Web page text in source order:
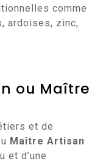
comme
ardoises, zinc,
ou Maître
et de
Maître Artisan
et d’une